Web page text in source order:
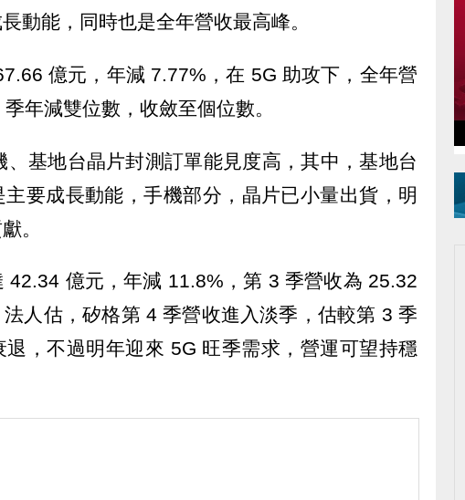
動能，同時也是全年營收最高峰。
億元，年減 7.77%，在 5G 助攻下，全年營
年減雙位數，收斂至個位數。
基地台晶片封測訂單能見度高，其中，基地台
要成長動能，手機部分，晶片已小量出貨，明
。
42.34 億元，年減 11.8%，第 3 季營收為 25.32
人估，矽格第 4 季營收進入淡季，估較第 3 季
，不過明年迎來 5G 旺季需求，營運可望持穩